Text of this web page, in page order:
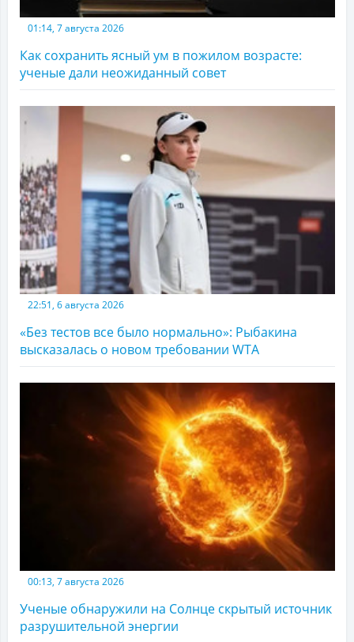
01:14, 7 августа 2026
Как сохранить ясный ум в пожилом возрасте:
ученые дали неожиданный совет
22:51, 6 августа 2026
«Без тестов все было нормально»: Рыбакина
высказалась о новом требовании WTA
00:13, 7 августа 2026
Ученые обнаружили на Солнце скрытый источник
разрушительной энергии